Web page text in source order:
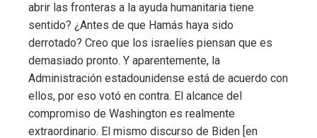
abrir las fronteras a la ayuda humanitaria tiene
sentido? ¿Antes de que Hamás haya sido
derrotado? Creo que los israelíes piensan que es
demasiado pronto. Y aparentemente, la
Administración estadounidense está de acuerdo con
ellos, por eso votó en contra. El alcance del
compromiso de Washington es realmente
extraordinario. El mismo discurso de Biden [en